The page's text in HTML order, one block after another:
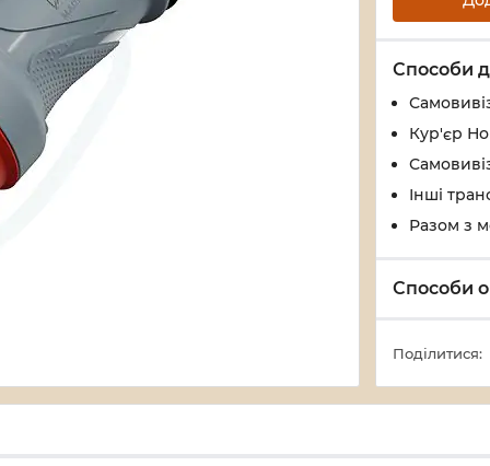
Способи
Кур'єр
Інші
Разом з
Способи
Поділитися: